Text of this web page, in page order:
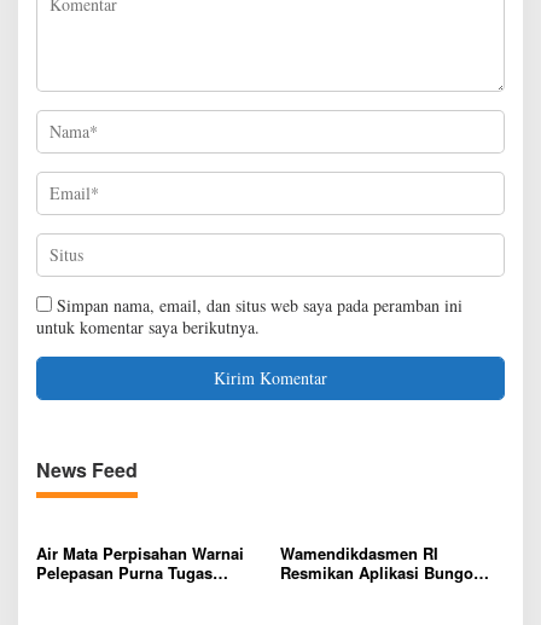
Simpan nama, email, dan situs web saya pada peramban ini
untuk komentar saya berikutnya.
News Feed
Air Mata Perpisahan Warnai
Pelepasan Purna Tugas
Wamendikdasmen RI
Resmikan Aplikasi Bungo